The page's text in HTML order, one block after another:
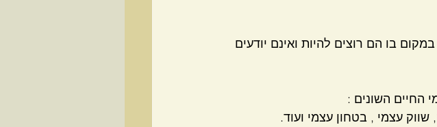
בו הם רוצים להיות ואינם יודעים
החיים השונים :
עצמי , בטחון עצמי ועוד.